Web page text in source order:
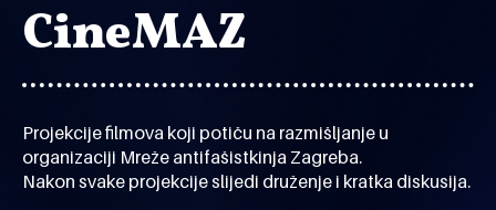
CineMAZ
Projekcije filmova koji potiču na razmišljanje u
organizaciji Mreže antifašistkinja Zagreba.
Nakon svake projekcije slijedi druženje i kratka diskusija.